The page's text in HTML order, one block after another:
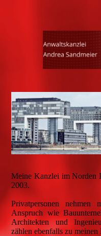
Meine Kanzlei im Norden
2003.
Privatpersonen nehmen
Anspruch wie
Architekten und
zählen ebenfalls zu meinen